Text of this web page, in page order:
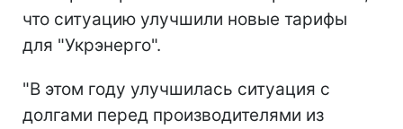
что ситуацию улучшили новые тарифы
для "Укрэнерго".
"В этом году улучшилась ситуация с
долгами перед производителями из